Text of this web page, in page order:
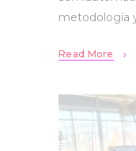
metodología
Read More